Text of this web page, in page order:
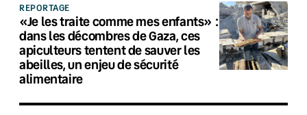
REPORTAGE
«Je les traite comme mes enfants» :
dans les décombres de Gaza, ces
apiculteurs tentent de sauver les
abeilles, un enjeu de sécurité
alimentaire